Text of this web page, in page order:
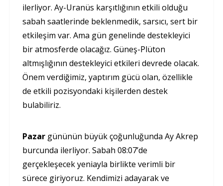
ilerliyor. Ay-Uranüs karşıtlığının etkili olduğu
sabah saatlerinde beklenmedik, sarsıcı, sert bir
etkileşim var. Ama gün genelinde destekleyici
bir atmosferde olacağız. Güneş-Plüton
altmışlığının destekleyici etkileri devrede olacak.
Önem verdiğimiz, yaptırım gücü olan, özellikle
de etkili pozisyondaki kişilerden destek
bulabiliriz.
Pazar gününün büyük çoğunluğunda Ay Akrep
burcunda ilerliyor. Sabah 08:07’de
gerçekleşecek yeniayla birlikte verimli bir
sürece giriyoruz. Kendimizi adayarak ve